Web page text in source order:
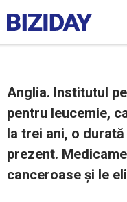
Anglia. Institutul
pentru leucemie,
la trei ani, o
prezent.
canceroase și le